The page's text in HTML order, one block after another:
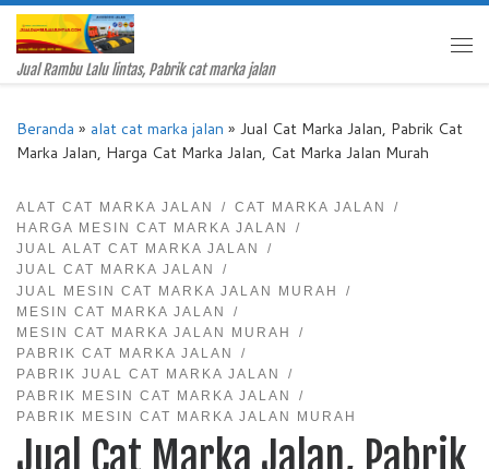
Skip to content
Jual Rambu Lalu lintas, Pabrik cat marka jalan
Beranda » alat cat marka jalan » Jual Cat Marka Jalan, Pabrik Cat
Marka Jalan, Harga Cat Marka Jalan, Cat Marka Jalan Murah
ALAT CAT MARKA JALAN
CAT MARKA JALAN
HARGA MESIN CAT MARKA JALAN
JUAL ALAT CAT MARKA JALAN
JUAL CAT MARKA JALAN
JUAL MESIN CAT MARKA JALAN MURAH
MESIN CAT MARKA JALAN
MESIN CAT MARKA JALAN MURAH
PABRIK CAT MARKA JALAN
PABRIK JUAL CAT MARKA JALAN
PABRIK MESIN CAT MARKA JALAN
PABRIK MESIN CAT MARKA JALAN MURAH
Jual Cat Marka Jalan, Pabrik